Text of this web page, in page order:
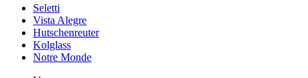
Seletti
Vista Alegre
Hutschenreuter
Kolglass
Notre Monde